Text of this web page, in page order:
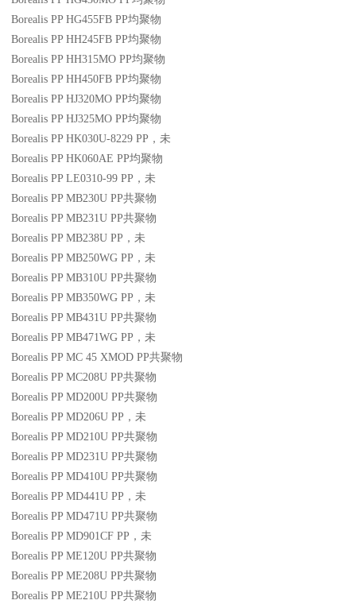
Borealis PP HG455FB PP均聚物
Borealis PP HH245FB PP均聚物
Borealis PP HH315MO PP均聚物
Borealis PP HH450FB PP均聚物
Borealis PP HJ320MO PP均聚物
Borealis PP HJ325MO PP均聚物
Borealis PP HK030U-8229 PP ，未
Borealis PP HK060AE PP均聚物
Borealis PP LE0310-99 PP ，未
Borealis PP MB230U PP共聚物
Borealis PP MB231U PP共聚物
Borealis PP MB238U PP ，未
Borealis PP MB250WG PP ，未
Borealis PP MB310U PP共聚物
Borealis PP MB350WG PP ，未
Borealis PP MB431U PP共聚物
Borealis PP MB471WG PP ，未
Borealis PP MC 45 XMOD PP共聚物
Borealis PP MC208U PP共聚物
Borealis PP MD200U PP共聚物
Borealis PP MD206U PP ，未
Borealis PP MD210U PP共聚物
Borealis PP MD231U PP共聚物
Borealis PP MD410U PP共聚物
Borealis PP MD441U PP ，未
Borealis PP MD471U PP共聚物
Borealis PP MD901CF PP ，未
Borealis PP ME120U PP共聚物
Borealis PP ME208U PP共聚物
Borealis PP ME210U PP共聚物